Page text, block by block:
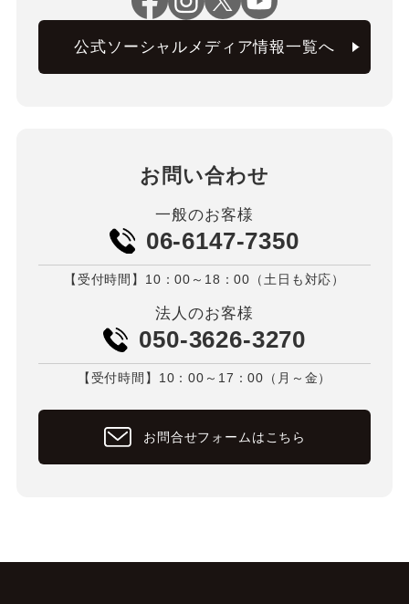
公式ソーシャルメディア情報一覧へ
お問い合わせ
一般のお客様
06-6147-7350
【受付時間】10：00～18：00（土日も対応）
法人のお客様
050-3626-3270
【受付時間】10：00～17：00（月～金）
お問合せフォームはこちら